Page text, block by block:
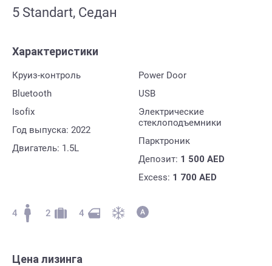
5 Standart, Седан
Характеристики
Круиз-контроль
Bluetooth
Isofix
Год выпуска: 2022
Двигатель: 1.5L
Power Door
USB
Электрические
стеклоподъемники
Парктроник
Депозит: 1 500 AED
Excess: 1 700 AED
4 2 4
Цена лизинга